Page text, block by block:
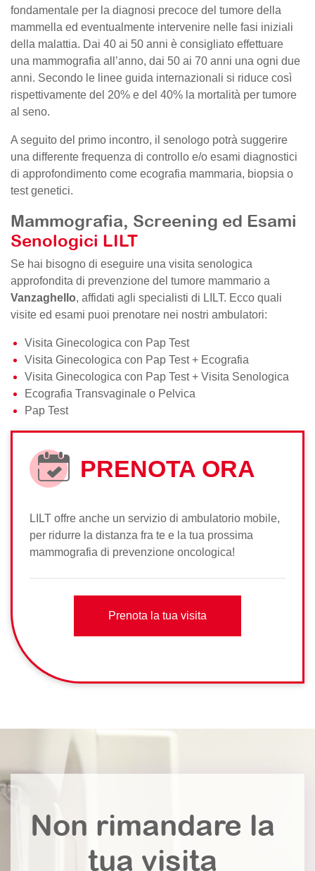
fondamentale per la diagnosi precoce del tumore della
mammella ed eventualmente intervenire nelle fasi iniziali
della malattia. Dai 40 ai 50 anni è consigliato effettuare
una mammografia all’anno, dai 50 ai 70 anni una ogni due
anni. Secondo le linee guida internazionali si riduce così
rispettivamente del 20% e del 40% la mortalità per tumore
al seno.
A seguito del primo incontro, il senologo potrà suggerire
una differente frequenza di controllo e/o esami diagnostici
di approfondimento come ecografia mammaria, biopsia o
test genetici.
Mammografia, Screening ed Esami
Senologici LILT
Se hai bisogno di eseguire una visita senologica
approfondita di prevenzione del tumore mammario a
Vanzaghello, affidati agli specialisti di LILT. Ecco quali
visite ed esami puoi prenotare nei nostri ambulatori:
Visita Ginecologica con Pap Test
Visita Ginecologica con Pap Test + Ecografia
Visita Ginecologica con Pap Test + Visita Senologica
Ecografia Transvaginale o Pelvica
Pap Test
PRENOTA ORA
LILT offre anche un servizio di ambulatorio mobile,
per ridurre la distanza fra te e la tua prossima
mammografia di prevenzione oncologica!
Prenota la tua visita
Non rimandare la
tua visita